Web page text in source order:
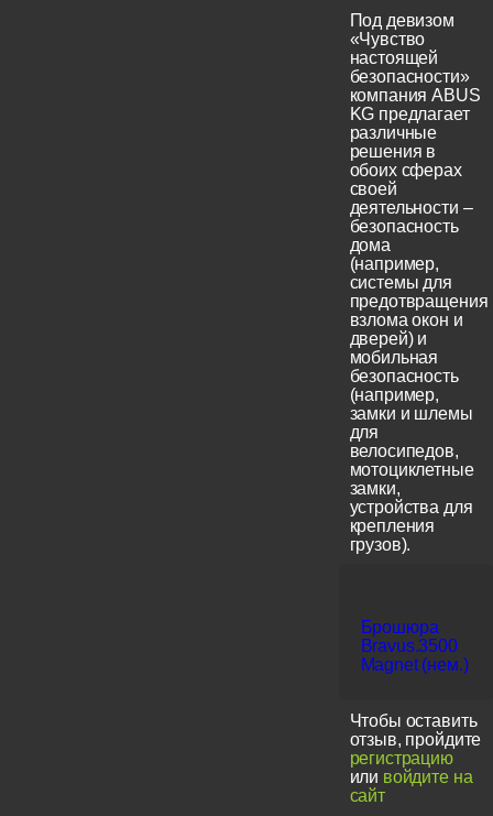
Под девизом
«Чувство
настоящей
безопасности»
компания ABUS
KG предлагает
различные
решения в
обоих сферах
своей
деятельности –
безопасность
дома
(например,
системы для
предотвращения
взлома окон и
дверей) и
мобильная
безопасность
(например,
замки и шлемы
для
велосипедов,
мотоциклетные
замки,
устройства для
крепления
грузов).
Брошюра
Bravus.3500
Magnet (нем.)
Чтобы оставить
отзыв, пройдите
регистрацию
или войдите на
сайт